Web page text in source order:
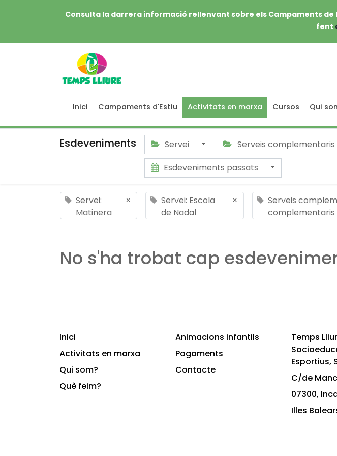
Consulta la darrera informació rellenvant sobre els Campaments
fent
Inici Campaments d'Estiu Activitats en marxa Cursos Qui
Esdeveniments Servei Serveis complementaris
Esdeveniments passats
Servei:
Matinera
×
Servei: Escola
de Nadal
×
Serveis
complementaris
No s'ha trobat cap
Inici
Activitats en marxa
Qui som?
Què feim?
Animacions infantils
Pagaments
Contacte
Temps
Esportius,
C/de
07300,
Illes